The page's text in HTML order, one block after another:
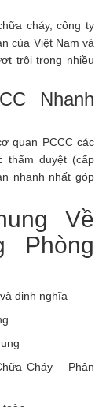
cháy, công ty
của Việt Nam và
trội trong nhiều
Nhanh
quan PCCC các
thẩm duyệt (cấp
nhanh nhất góp
Về
Phòng
định nghĩa
Cháy – Phân